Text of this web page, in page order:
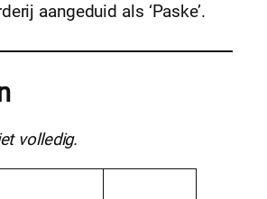
aangeduid als ‘Paske’.
volledig.